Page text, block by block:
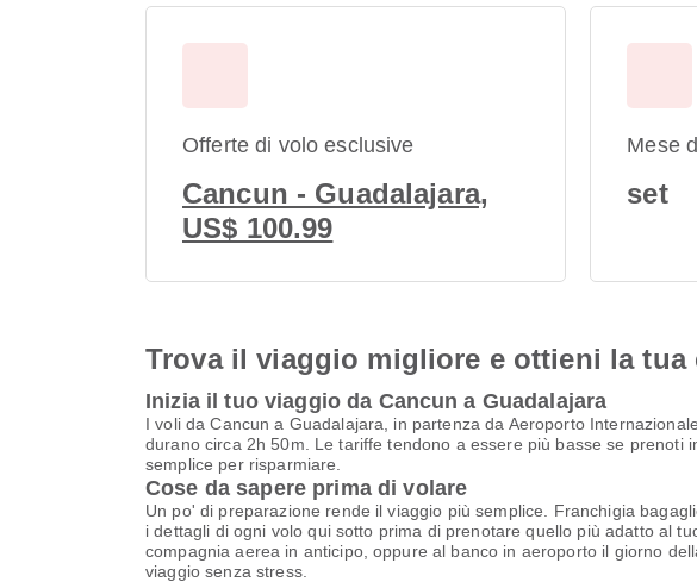
Offerte di volo esclusive
Cancun - Guadalajara,
US$ 100.99
Mese
set
Trova il viaggio migliore e ottieni la
Inizia il tuo viaggio da Cancun a Guadalajara
I voli da Cancun a Guadalajara, in partenza da Aeroporto
durano circa 2h 50m. Le tariffe tendono a essere più basse se
semplice per risparmiare.
Cose da sapere prima di volare
Un po' di preparazione rende il viaggio più semplice. Franchigia
i dettagli di ogni volo qui sotto prima di prenotare quello più adatto al
compagnia aerea in anticipo, oppure al banco in aeroporto il giorno
viaggio senza stress.